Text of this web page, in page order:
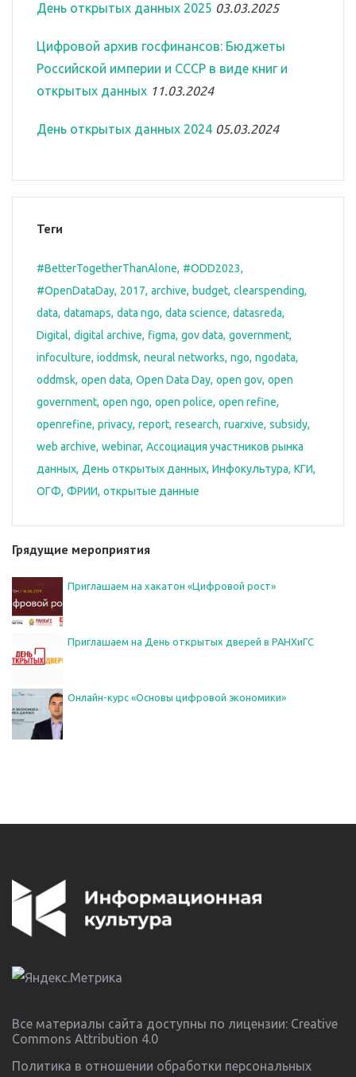
День открытых данных 2025 03.03.2025
Цифровой архив госфинансов: Бюджеты
Российской империи и СССР в виде книг и
открытых данных 11.03.2024
День открытых данных 2024 05.03.2024
Теги
#BetterTogetherThanAlone #ODD2023
#OpenDataDay 2017 archive budget clearspending
data datamaps data ngo data science datasreda
Digital digital archive figma gov data government
infoculture ioddmsk neural networks ngo ngodata
oddmsk open data Open Data Day open gov open
government open ngo open police open refine
openrefine privacy report research ruarxive subsidy
web archive webinar Ассоциация участников рынка
данных День открытых данных Инфокультура КГИ
ОГФ ФРИИ открытые данные
Грядущие мероприятия
Приглашаем на хакатон «Цифровой рост»
Приглашаем на День открытых дверей в РАНХиГС
Онлайн-курс «Основы цифровой экономики»
Все материалы сайта доступны по лицензии: Creative
Commons Attribution 4.0
Политика в отношении обработки персональных